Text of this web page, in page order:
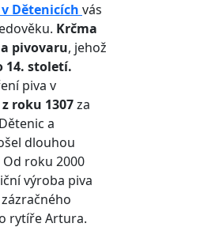
Dětenicích vás
Krčma
pivovaru, jehož
14. století.
piva v
roku 1307za
a
dlouhou
roku 2000
výroba piva
rytíře Artura.